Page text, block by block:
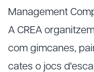
Management
A CREA
com gimcanes,
cates o jocs